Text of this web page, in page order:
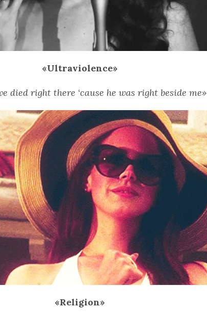
«Ultraviolence»
died right there ‘cause he was right beside me»
«Religion»